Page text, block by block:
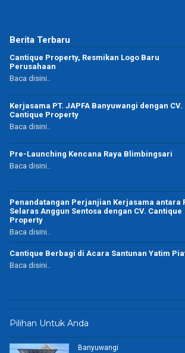
Berita Terbaru
Cantique Property, Resmikan Logo Baru
Perusahaan
Baca disini..
Kerjasama PT. JAPFA Banyuwangi dengan CV.
Cantique Property
Baca disini..
Pre-Launching Kencana Raya Blimbingsari
Baca disini..
Penandatangan Perjanjian Kerjasama antara
Selaras Anggun Sentosa dengan CV. Cantique
Property
Baca disini..
Cantique Berbagi di Acara Santunan Yatim
Baca disini..
Pilihan Untuk Anda
Banyuwangi